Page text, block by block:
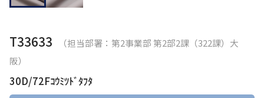
東京本社 〒150-0001 東京都渋谷区神宮前1-3-10
お問い合わせフォームはこちら
T33633
（担当部署：第2事業部 第2部2課（322課）大
阪）
30D/72Fｺｳﾐﾂﾄﾞﾀﾌﾀ